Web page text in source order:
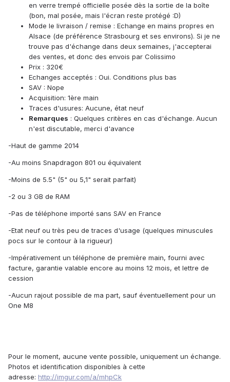
en verre trempé officielle posée dès la sortie de la boîte
(bon, mal posée, mais l'écran reste protégé :D)
Mode le livraison / remise : Echange en mains propres en
Alsace (de préférence Strasbourg et ses environs). Si je ne
trouve pas d'échange dans deux semaines, j'accepterai
des ventes, et donc des envois par Colissimo
Prix : 320€
Echanges acceptés : Oui. Conditions plus bas
SAV : Nope
Acquisition: 1ère main
Traces d'usures: Aucune, état neuf
Remarques : Quelques critères en cas d'échange. Aucun
n'est discutable, merci d'avance
-Haut de gamme 2014
-Au moins Snapdragon 801 ou équivalent
-Moins de 5.5" (5" ou 5,1" serait parfait)
-2 ou 3 GB de RAM
-Pas de téléphone importé sans SAV en France
-Etat neuf ou très peu de traces d'usage (quelques minuscules
pocs sur le contour à la rigueur)
-Impérativement un téléphone de première main, fourni avec
facture, garantie valable encore au moins 12 mois, et lettre de
cession
-Aucun rajout possible de ma part, sauf éventuellement pour un
One M8
Pour le moment, aucune vente possible, uniquement un échange.
Photos et identification disponibles à cette
adresse: http://imgur.com/a/mhpCk